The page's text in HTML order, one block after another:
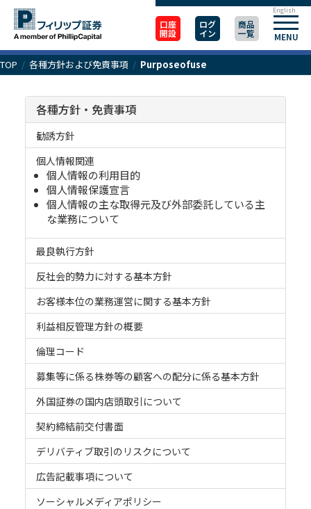
口座
開設
ログ
イン
商品
一覧 MENU
English
TOP / 各種方針および免責事項 / Purposeofuse
各種方針・免責事項
勧誘方針
個人情報関連
個人情報の利用目的
個人情報保護宣言
個人情報の主な取得元及び外部委託している主
な業務について
最良執行方針
反社会的勢力に対する基本方針
お客様本位の業務運営に関する基本方針
利益相反管理方針の概要
倫理コード
募集等に係る株券等の顧客への配分に係る基本方針
外国証券の国内店頭取引について
契約締結前交付書面
デリバティブ取引のリスクについて
広告記載事項について
ソーシャルメディアポリシー